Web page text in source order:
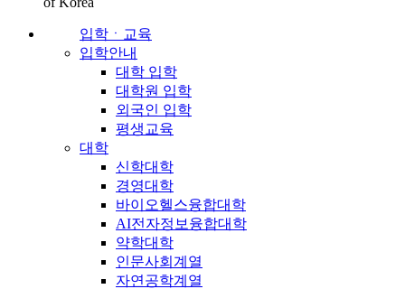
입학ㆍ교육
입학안내
대학 입학
대학원 입학
외국인 입학
평생교육
대학
신학대학
경영대학
바이오헬스융합대학
AI전자정보융합대학
약학대학
인문사회계열
자연공학계열